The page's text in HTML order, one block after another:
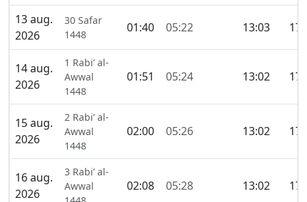
13 aug.
2026
30 Safar
1448
01:40 05:22 13:03
14 aug.
2026
1 Rabi’ al-
Awwal
1448
01:51 05:24 13:02
15 aug.
2026
2 Rabi’ al-
Awwal
1448
02:00 05:26 13:02
16 aug.
2026
3 Rabi’ al-
Awwal
02:08 05:28 13:02